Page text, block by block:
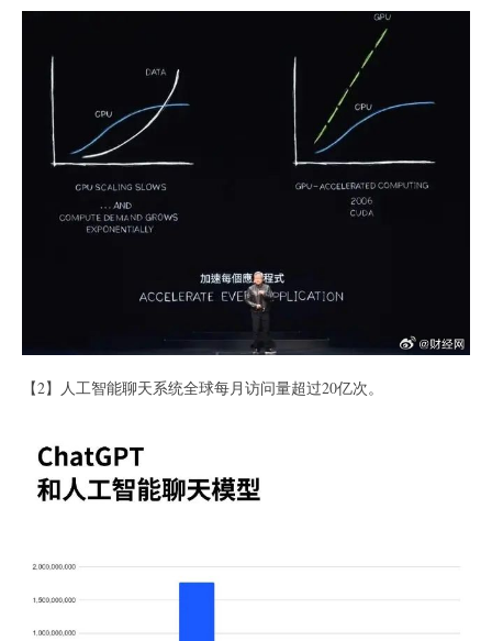
【2】人工智能聊天系统全球每月访问量超过20亿次。